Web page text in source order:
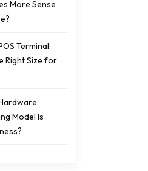
More Sense
Terminal:
Right Size for
Model Is